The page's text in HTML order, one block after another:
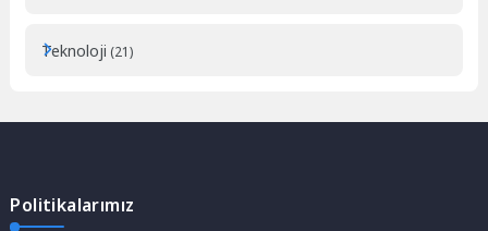
Teknoloji (21)
Politikalarımız